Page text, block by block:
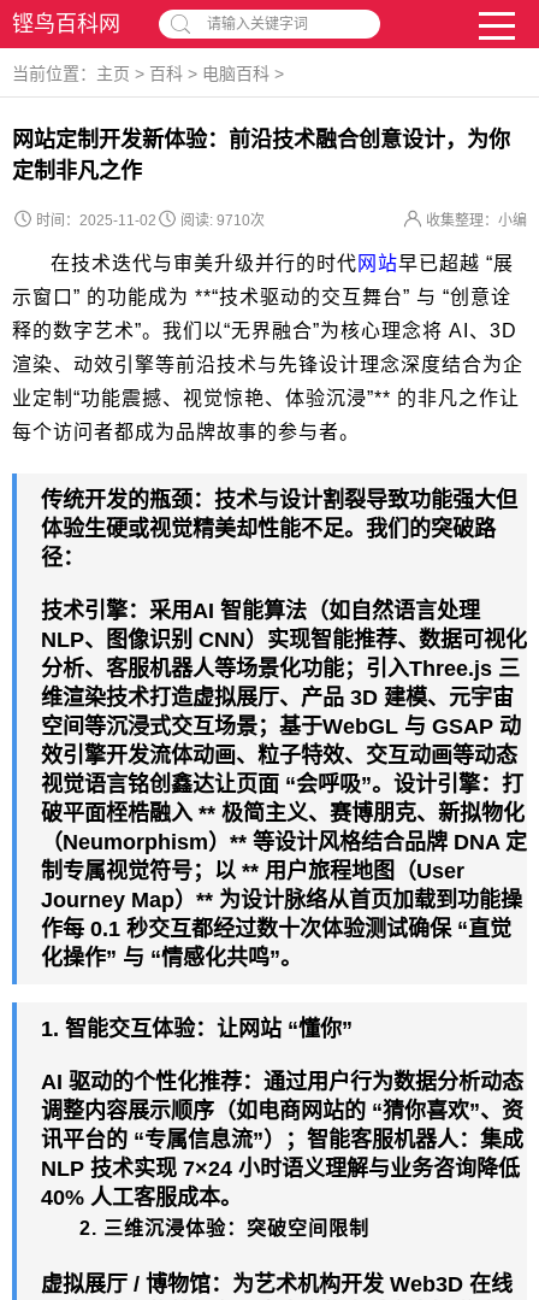
铿鸟百科网 请输入关键字词
当前位置： 主页 > 百科 > 电脑百科 >
网站定制开发新体验：前沿技术融合创意设计，为你
定制非凡之作
时间：2025-11-02 收集整理：小编
阅读: 9710次
在技术迭代与审美升级并行的时代 网站早已超越 “展
示窗口” 的功能成为 **“技术驱动的交互舞台” 与 “创意诠
释的数字艺术”。我们以“无界融合”为核心理念将 AI、3D
渲染、动效引擎等前沿技术与先锋设计理念深度结合为企
业定制“功能震撼、视觉惊艳、体验沉浸”** 的非凡之作让
每个访问者都成为品牌故事的参与者。
传统开发的瓶颈：技术与设计割裂导致功能强大但
体验生硬或视觉精美却性能不足。我们的突破路
径：
技术引擎：采用AI 智能算法（如自然语言处理
NLP、图像识别 CNN）实现智能推荐、数据可视化
分析、客服机器人等场景化功能；引入Three.js 三
维渲染技术打造虚拟展厅、产品 3D 建模、元宇宙
空间等沉浸式交互场景；基于WebGL 与 GSAP 动
效引擎开发流体动画、粒子特效、交互动画等动态
视觉语言铭创鑫达让页面 “会呼吸”。设计引擎：打
破平面桎梏融入 ** 极简主义、赛博朋克、新拟物化
（Neumorphism）** 等设计风格结合品牌 DNA 定
制专属视觉符号；以 ** 用户旅程地图（User
Journey Map）** 为设计脉络从首页加载到功能操
作每 0.1 秒交互都经过数十次体验测试确保 “直觉
化操作” 与 “情感化共鸣”。
1. 智能交互体验：让网站 “懂你”
AI 驱动的个性化推荐：通过用户行为数据分析动态
调整内容展示顺序（如电商网站的 “猜你喜欢”、资
讯平台的 “专属信息流”）；智能客服机器人：集成
NLP 技术实现 7×24 小时语义理解与业务咨询降低
40% 人工客服成本。
2. 三维沉浸体验：突破空间限制
虚拟展厅 / 博物馆：为艺术机构开发 Web3D 在线